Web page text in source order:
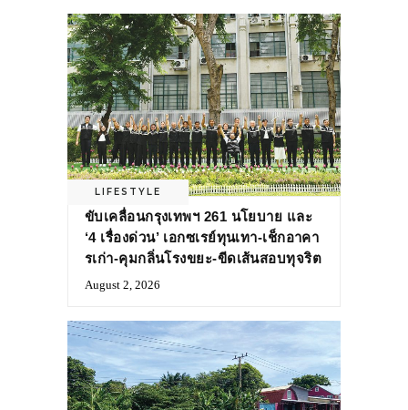
LIFESTYLE
ขับเคลื่อนกรุงเทพฯ 261 นโยบาย และ
‘4 เรื่องด่วน’ เอกซเรย์ทุนเทา-เช็กอาคา
รเก่า-คุมกลิ่นโรงขยะ-ขีดเส้นสอบทุจริต
August 2, 2026